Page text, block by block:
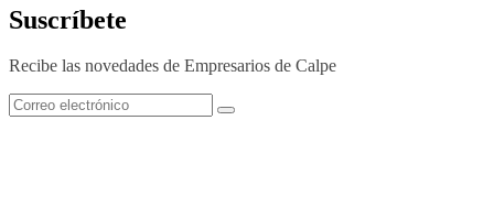
Suscríbete
Recibe las novedades de Empresarios de Calpe